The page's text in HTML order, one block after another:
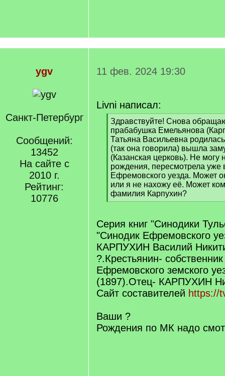
ygv
Санкт-Петербург
Сообщений:
13452
На сайте с
2010 г.
Рейтинг:
10776
11 фев. 2024 19:30
Livni написал:
[
q
]
Здравствуйте! Снова
прабабушка Емельянова
Татьяна Васильевна
(так она говорила) вышла
(Казанская церковь). Не могу
рождения, пересмотрела уже
Ефремовского уезда. Может
или я не нахожу её. Может
фамилия Карпухин?
[
q
]
Серия книг "Синодики
"Синодик Ефремовского
КАРПУХИН Василий
?.Крестьянин-
Ефремовского земского
(1897).Отец- КАРПУХИН
Сайт составителей https://
Ваши ?
Рождения по МК надо